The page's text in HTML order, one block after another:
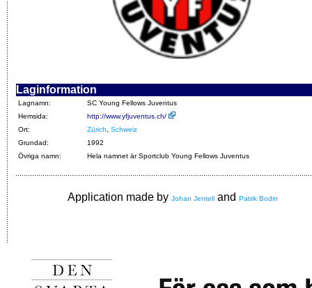
Laginformation
Lagnamn:
SC Young Fellows Juventus
Hemsida:
http://www.yfjuventus.ch/
Ort:
Zürich
Schweiz
Grundad:
1992
Övriga namn:
Hela namnet är Sportclub Young Fellows Juventus
Application made by Johan Jentell and Patrik Bodin